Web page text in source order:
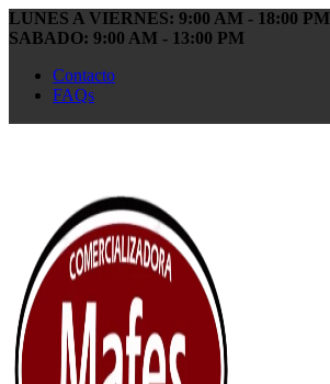
LUNES A VIERNES: 9:00 AM - 18:00 PM
SABADO: 9:00 AM - 13:00 PM
Contacto
FAQs